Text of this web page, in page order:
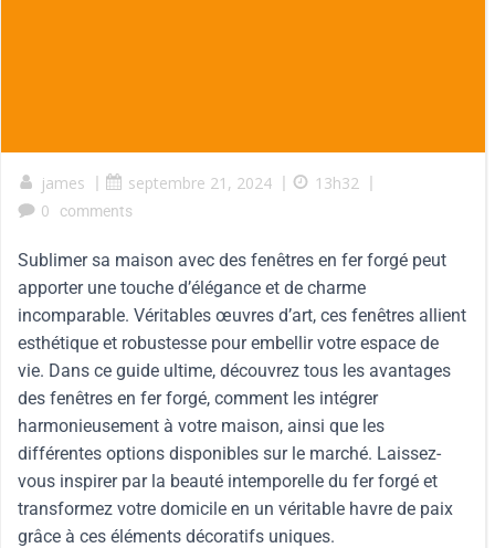
james | septembre 21, 2024 | 13h32 |
0
comments
Sublimer sa maison avec des fenêtres en fer forgé peut
apporter une touche d’élégance et de charme
incomparable. Véritables œuvres d’art, ces fenêtres allient
esthétique et robustesse pour embellir votre espace de
vie. Dans ce guide ultime, découvrez tous les avantages
des fenêtres en fer forgé, comment les intégrer
harmonieusement à votre maison, ainsi que les
différentes options disponibles sur le marché. Laissez-
vous inspirer par la beauté intemporelle du fer forgé et
transformez votre domicile en un véritable havre de paix
grâce à ces éléments décoratifs uniques.